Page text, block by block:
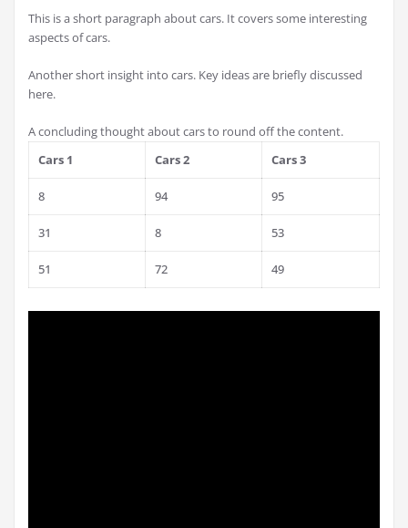
This is a short paragraph about cars. It covers some interesting
aspects of cars.
Another short insight into cars. Key ideas are briefly discussed
here.
A concluding thought about cars to round off the content.
Cars 1
Cars 2 Cars 3
8 94 95
31 8 53
51 72 49